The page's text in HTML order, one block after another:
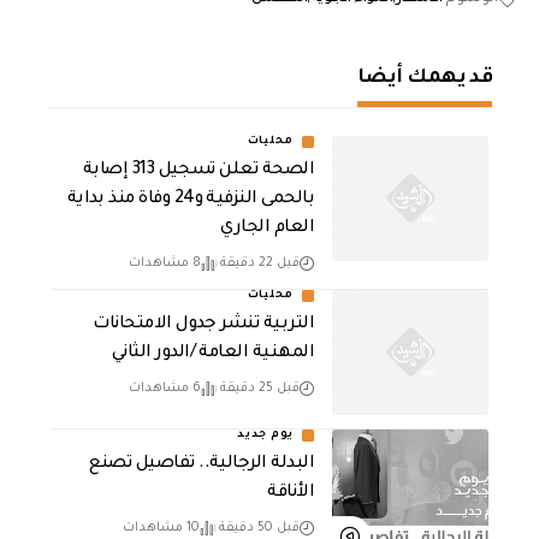
قد يهمك أيضا
محليات
الصحة تعلن تسجيل 313 إصابة
بالحمى النزفية و24 وفاة منذ بداية
العام الجاري
قبل 22 دقيقة 8 مشاهدات
محليات
التربية تنشر جدول الامتحانات
المهنية العامة /الدور الثاني
قبل 25 دقيقة 6 مشاهدات
يوم جديد
البدلة الرجالية.. تفاصيل تصنع
الأناقة
قبل 50 دقيقة 10 مشاهدات